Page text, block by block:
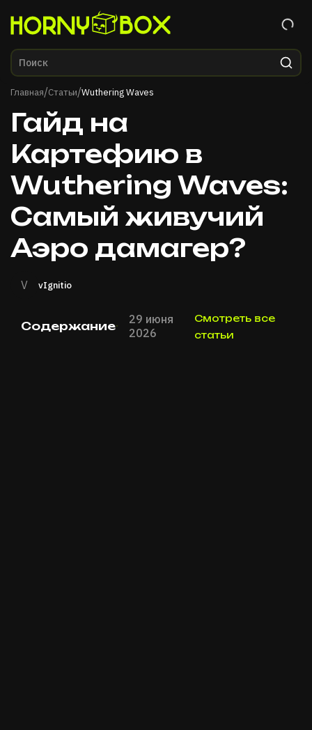
Главная/Статьи/Wuthering Waves
Гайд на
Картефию в
Wuthering Waves:
Самый живучий
Аэро дамагер?
V vIgnitio
Содержание
29 июня
2026
Смотреть все
статьи